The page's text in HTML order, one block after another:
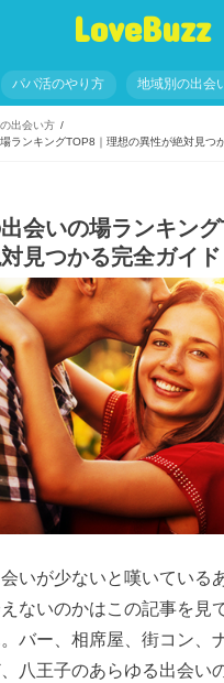
LoveBuzz
パパ活のやり方 地域別の出会
出会い方
ランキングTOP8｜理想の異性が絶対見つ
会いの場ランキン
見つかる完全ガイド
いが少ないと嘆いている
ないのかはこの記事を見
バー、相席屋、街コン、
八王子のあらゆる出会い